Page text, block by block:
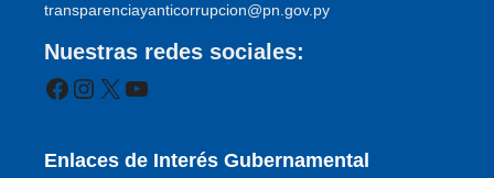
transparenciayanticorrupcion@pn.gov.py
Nuestras redes sociales:
Facebook
Instagram
X YouTube
Enlaces de Interés Gubernamental